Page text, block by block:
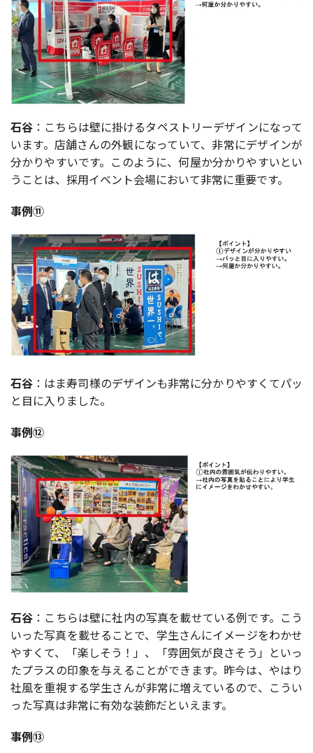
石谷 ：こちらは壁に掛けるタペストリーデザインになって
います。店舗さんの外観になっていて、非常にデザインが
分かりやすいです。このように、何屋か分かりやすいとい
うことは、採用イベント会場において非常に重要です。
事例⑪
石谷 ：はま寿司様のデザインも非常に分かりやすくてパッ
と目に入りました。
事例⑫
石谷 ：こちらは壁に社内の写真を載せている例です。こう
いった写真を載せることで、学生さんにイメージをわかせ
やすくて、「楽しそう！」、「雰囲気が良さそう」といっ
たプラスの印象を与えることができます。昨今は、やはり
社風を重視する学生さんが非常に増えているので、こうい
った写真は非常に有効な装飾だといえます。
事例⑬